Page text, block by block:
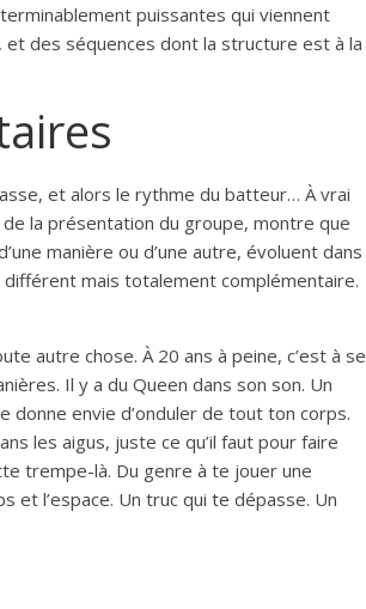
puissantes qui viennent
et des séquences dont la structure est à la
et alors le rythme du batteur… À vrai
la présentation du groupe, montre que
manière ou d’une autre, évoluent dans
mais totalement complémentaire.
autre chose. À 20 ans à peine, c’est à se
Il y a du Queen dans son son. Un
envie d’onduler de tout ton corps.
les aigus, juste ce qu’il faut pour faire
trempe-là. Du genre à te jouer une
et l’espace. Un truc qui te dépasse. Un